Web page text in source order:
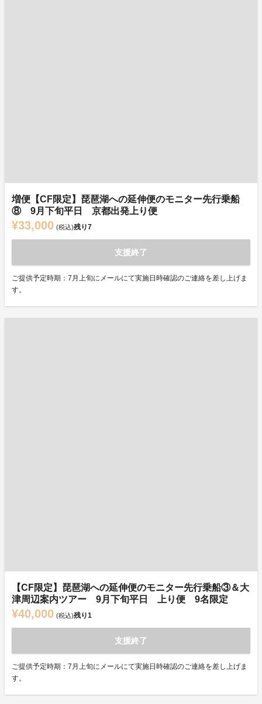
増便【CF限定】琵琶湖への延伸便のモニター先行乗船
⑧ 9月下旬平日 京都出発上り便
¥33,000 (税込)残り7
支援終了
ご提供予定時期：7月上旬にメールにて実施日時確認のご連絡を差し上げま
す。
【CF限定】琵琶湖への延伸便のモニター先行乗船③＆大
津周辺案内ツアー 9月下旬平日 上り便 9名限定
¥40,000 (税込)残り1
支援終了
ご提供予定時期：7月上旬にメールにて実施日時確認のご連絡を差し上げま
す。